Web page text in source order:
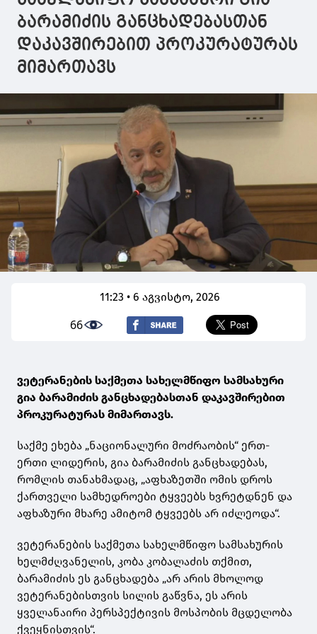
ქვეყნის
მოქალაქეს
ბრალდება
წარუდგინა
ქვეყნის
მოქალაქეს
ბრალდება
წარუდგინა
ბარამიძის განცხადებასთან
დაკავშირებით პროკურატურას
მიმართავს
11:23 • 6 აგვისტო, 2026
66
ვეტერანების საქმეთა სახელმწიფო სამსახური
გია ბარამიძის განცხადებასთან დაკავშირებით
პროკურატურას მიმართავს.
საქმე ეხება „ნაციონალური მოძრაობის“ ერთ-
ერთი ლიდერის, გია ბარამიძის განცხადებას,
რომლის თანახმადაც, „აფხაზეთში ომის დროს
ქართველი სამხედროები ტყვეებს ხვრეტდნენ და
აფხაზური მხარე ამიტომ ტყვეებს არ იძლეოდა“.
ვეტერანების საქმეთა სახელმწიფო სამსახურის
ხელმძღვანელის, კობა კობალაძის თქმით,
ბარამიძის ეს განცხადება „არ არის მხოლოდ
ვეტერანებისთვის სილის გაწვნა, ეს არის
ყველანაირი პერსპექტივის მოსპობის მცდელობა
ქვეყნისთვის“.